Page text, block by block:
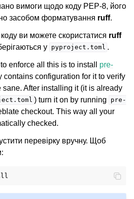
вимоги щодо коду PEP-8, його
засобом форматування ruff.
ви можете скористатися ruff
у
pyproject.toml .
enforce all this is to install pre-
contains configuration for it to verify
sane. After installing it (it is already
) turn it on by running
pre-
checkout. This way all your
checked.
перевірку вручну. Щоб